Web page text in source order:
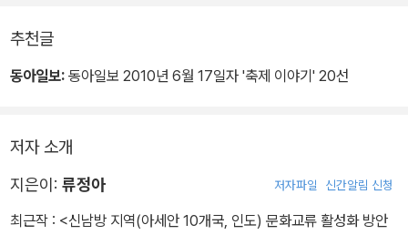
그것의 본질에 대한 고찰이어야 한다는 점을 잊어서는 안될 것이다.
(한국 축제의 문제점과 해결방안, 88쪽)​
추천글
동아일보: 동아일보 2010년 6월 17일자 '축제 이야기' 20선
저자 소개
지은이: 류정아 저자파일 신간알림 신청
최근작 : <신남방 지역(아세안 10개국, 인도) 문화교류 활성화 방안